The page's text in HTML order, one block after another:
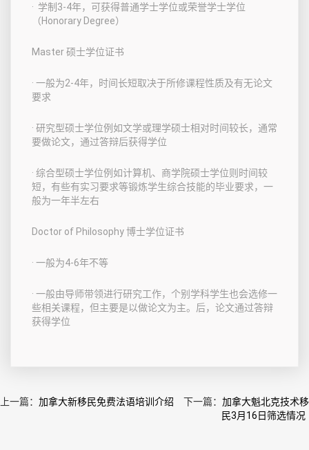
· 学制3-4年，可获得普通学士学位或荣誉学士学位
（Honorary Degree）
Master 硕士学位证书
· 一般为2-4年，时间长短取决于所修课程性质及有无论文
要求
· 研究型硕士学位例如文学或理学硕士相对时间较长，通常
要做论文，通过答辩后获得学位
· 综合型硕士学位例如计算机、商学院硕士学位则时间较
短，有些有实习要求等锻炼学生综合技能的毕业要求，一
般为一年半左右
Doctor of Philosophy 博士学位证书
· 一般为4-6年不等
· 一般由导师带领进行研究工作，个别学科学生也会选修一
些相关课程，但主要是以做论文为主。后，论文通过答辩
获得学位
上一篇： 加拿大新移民免费法语培训介绍 下一篇： 加拿大魁北克技术移
民3月16日筛选情况